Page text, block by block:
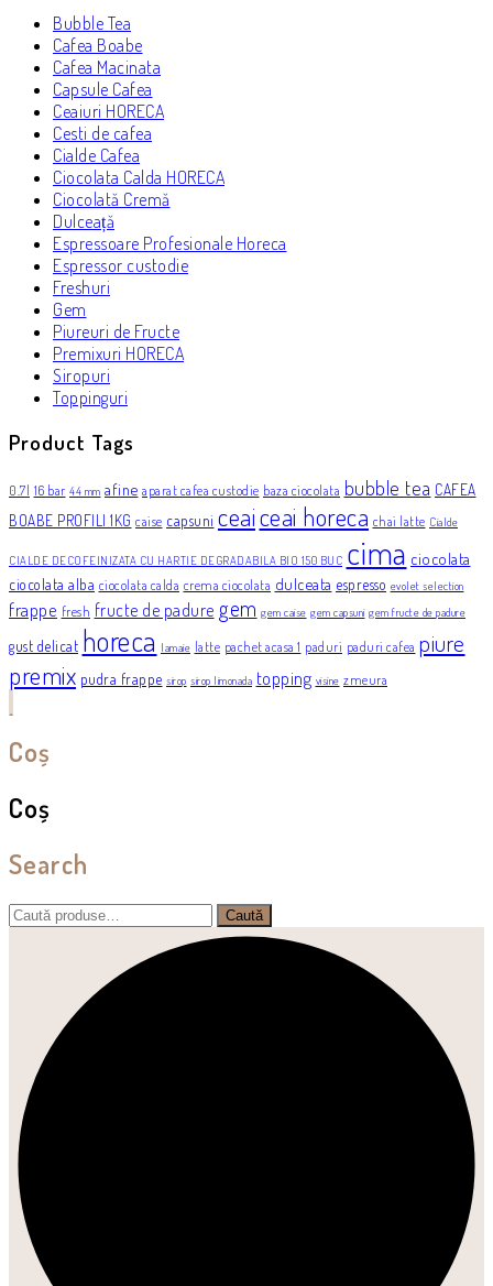
Bubble Tea
Cafea Boabe
Cafea Macinata
Capsule Cafea
Ceaiuri HORECA
Cesti de cafea
Cialde Cafea
Ciocolata Calda HORECA
Ciocolată Cremă
Dulceață
Espressoare Profesionale Horeca
Espressor custodie
Freshuri
Gem
Piureuri de Fructe
Premixuri HORECA
Siropuri
Toppinguri
Product Tags
0.7l 16 bar 44 mm afine aparat cafea custodie baza ciocolata bubble tea CAFEA
BOABE PROFILI 1KG caise capsuni ceaiceai horeca chai latte Cialde
CIALDE DECOFEINIZATA CU HARTIE DEGRADABILA BIO 150 BUC cima ciocolata
ciocolata alba ciocolata calda crema ciocolata dulceata espresso evolet selection
frappe fresh fructe de padure gem gem caise gem capsuni gem fructe de padure
gust delicat horeca lamaie latte pachet acasa 1 paduri paduri cafea piure
premix pudra frappe sirop sirop limonada topping visine zmeura
Coș
Coș
Search
Caută
Caută